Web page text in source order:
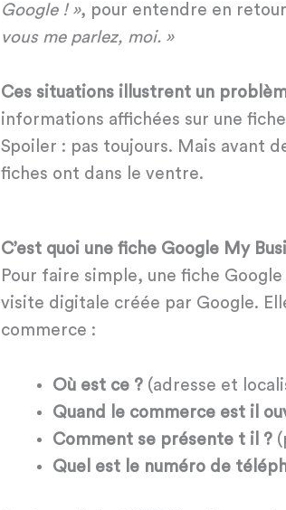
Google ! », pour entendre en
vous me parlez, moi. »
Ces situations illustrent un
informations affichées sur une fiche
Spoiler : pas toujours. Mais avant
fiches ont dans le ventre.
C’est quoi une fiche Google My
Pour faire simple, une fiche
visite digitale créée par Google.
commerce :
Où est ce ? (adresse et
Quand le commerce est il
Comment se présente t il ?
Quel est le numéro de